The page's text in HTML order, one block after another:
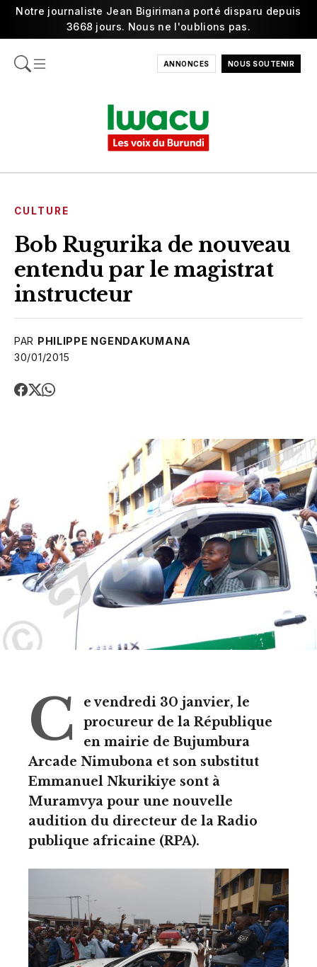
Notre journaliste Jean Bigirimana porté disparu depuis
3668 jours. Nous ne l'oublions pas.
ANNONCES NOUS SOUTENIR
CULTURE
Bob Rugurika de nouveau
entendu par le magistrat
instructeur
PAR PHILIPPE NGENDAKUMANA
30/01/2015
C
e vendredi 30 janvier, le
procureur de la République
en mairie de Bujumbura
Arcade Nimubona et son substitut
Emmanuel Nkurikiye sont à
Muramvya pour une nouvelle
audition du directeur de la Radio
publique africaine (RPA).